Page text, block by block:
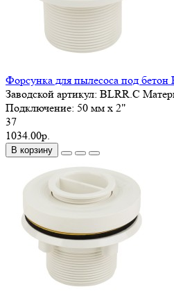
Форсунка для пылесоса под
Заводской артикул: BLRR.C
Подключение: 50 мм x 2"
37
1034.00р.
В корзину